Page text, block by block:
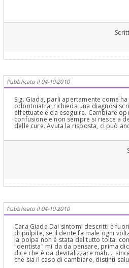
Pubblicato il 04-10-2010
Sig. Giada, parli apertamente come
odontoiatra, richieda una diagnosi
effettuate e da eseguire. Cambiare
confusione e non sempre si riesce a
delle cure. Avuta la risposta, ci può
Pubblicato il 04-10-2010
Cara Giada Dai sintomi descritti è
di pulpite, se il dente fa male ogni
la polpa non è stata del tutto tolta.
"dentista" mi da da pensare, prima
dice che è da devitalizzare mah....
che sia il caso di cambiare, distinti